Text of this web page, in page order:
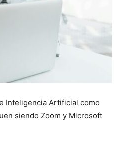
Inteligencia Artificial como
siendo Zoom y Microsoft